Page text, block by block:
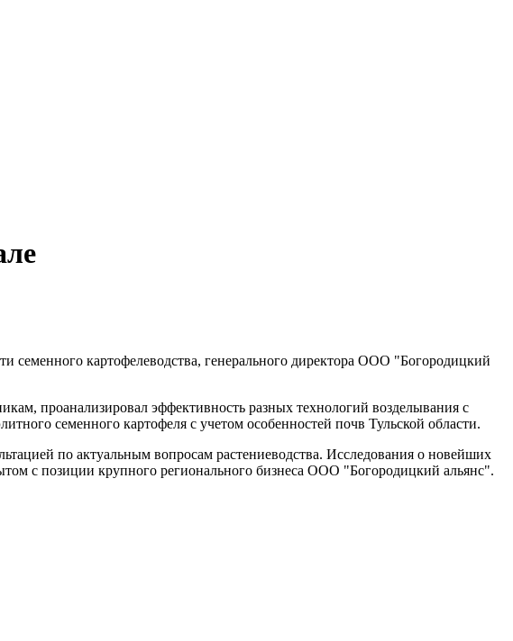
семенного картофелеводства, генерального директора ООО "Богородицкий
проанализировал эффективность разных технологий возделывания с
семенного картофеля с учетом особенностей почв Тульской области.
по актуальным вопросам растениеводства. Исследования о новейших
с позиции крупного регионального бизнеса ООО "Богородицкий альянс".